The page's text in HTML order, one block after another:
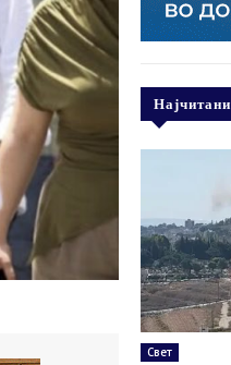
Најчитани
Свет